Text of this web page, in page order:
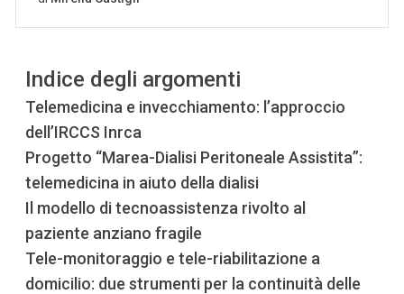
Indice degli argomenti
Telemedicina e invecchiamento: l’approccio
dell’IRCCS Inrca
Progetto “Marea-Dialisi Peritoneale Assistita”:
telemedicina in aiuto della dialisi
Il modello di tecnoassistenza rivolto al
paziente anziano fragile
Tele-monitoraggio e tele-riabilitazione a
domicilio: due strumenti per la continuità delle